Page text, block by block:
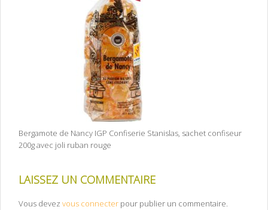
Bergamote de Nancy IGP Confiserie Stanislas, sachet confiseur
200g avec joli ruban rouge
LAISSEZ UN COMMENTAIRE
Vous devez vous connecter pour publier un commentaire.